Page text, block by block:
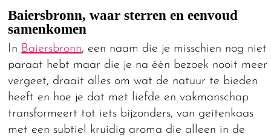
Baiersbronn, waar sterren en eenvoud
samenkomen
In Baiersbronn, een naam die je misschien nog niet
paraat hebt maar die je na één bezoek nooit meer
vergeet, draait alles om wat de natuur te bieden
heeft en hoe je dat met liefde en vakmanschap
transformeert tot iets bijzonders, van geitenkaas
met een subtiel kruidig aroma die alleen in de